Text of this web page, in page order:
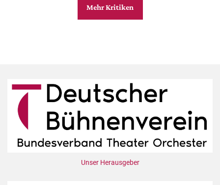
Mehr Kritiken
Unser Herausgeber